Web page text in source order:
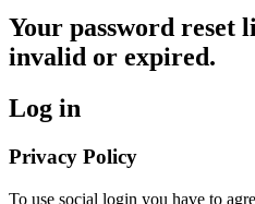
Your password reset
invalid or expired.
Log in
Privacy Policy
To use social login you have to